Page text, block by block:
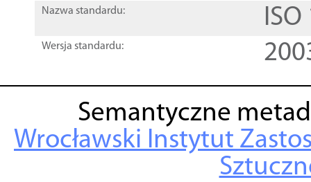
Nazwa standardu:
Wersja standardu:
Semantyczne
Wrocławski Instytut